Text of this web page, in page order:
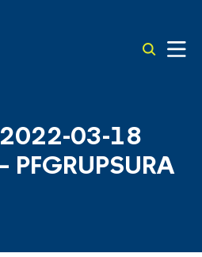
2022-03-18